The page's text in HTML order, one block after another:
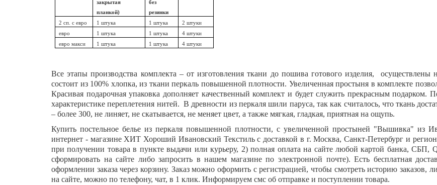
закрытая
планкой)
без
резинки
2 сп. с евро 1 штука 1 штука
2 штуки
евро
1 штука 1 штука
4 штуки
евро макси
1 штука 1 штука 4 штуки
Все этапы производства комплекта – от изготовления ткани до пошива готового изделия, осуществлены
состоит из 100% хлопка, из ткани перкаль повышенной плотности. Увеличенная простыня в комплекте
Красивая подарочная упаковка дополняет качественный комплект и будет служить прекрасным подарком.
характеристике переплетения нитей. В древности из перкаля шили паруса, так как считалось, что ткань
– более 300, не линяет, не скатывается, не меняет цвет, а также мягкая, гладкая, приятная на ощупь.
Купить постельное белье из перкаля повышенной плотности, с увеличенной простыней "Вышивка" из
интернет - магазине ХИТ Хороший Ивановский Текстиль с доставкой в г. Москва, Санкт-Петербург и
при получении товара в пункте выдачи или курьеру, 2) полная оплата на сайте любой картой банка, СБП,
сформировать на сайте либо запросить в нашем магазине по электронной почте). Есть бесплатная
оформлении заказа через корзину. Заказ можно оформить с регистрацией, чтобы смотреть историю
на сайте, можно по телефону, чат, в 1 клик. Информируем смс об отправке и поступлении товара.